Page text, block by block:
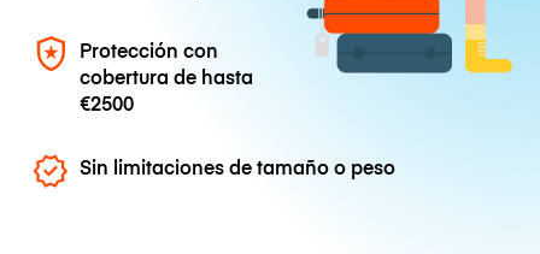
Protección con
cobertura de hasta
€2500
Sin limitaciones de tamaño o peso